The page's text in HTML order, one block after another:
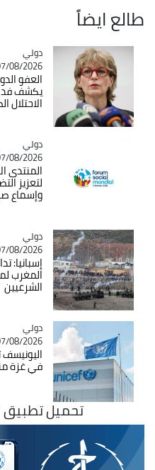
طالع ايضاً
Catégorie
دولي
07/08/2026 - 20:50
يكشف
الاحتلال
Catégorie
دولي
07/08/2026 - 18:34
المنتدى
لتعزيز
وإسماع
Catégorie
دولي
07/08/2026 - 17:14
إسبانيا:
المغرب
الشرعيين
Catégorie
دولي
07/08/2026 - 08:52
في غزة
تحميل تطبيق